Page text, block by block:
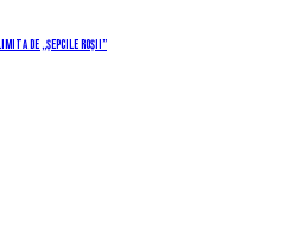
de „Șepcile Roșii”